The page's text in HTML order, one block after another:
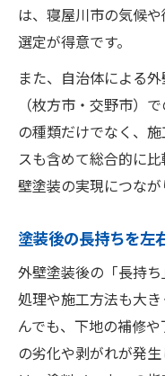
は、寝屋川市の気候
選定が得意です。
また、自治体による
（枚方市・交野市）
の種類だけでなく、
スも含めて総合的に
壁塗装の実現につなが
塗装後の長持ちを左
外壁塗装後の「長持
処理や施工方法も大
んでも、下地の補修
の劣化や剥がれが発